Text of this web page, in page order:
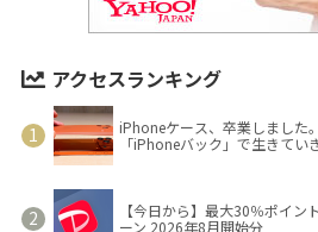
アクセスランキング
iPhoneケース、卒業しました
「iPhoneバック」で生きてい
【今日から】最大30％ポイ
ーン 2026年8月開始分